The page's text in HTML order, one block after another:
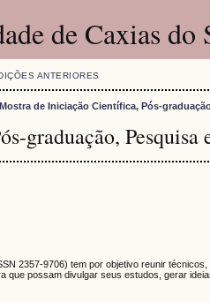
de Caxias do
ANTERIORES
de Iniciação Científica, Pós-
graduação, Pesquisa
2357-9706) tem por objetivo reunir
possam divulgar seus estudos, gerar